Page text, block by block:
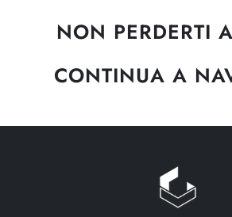
NON PERDERTI
CONTINUA A